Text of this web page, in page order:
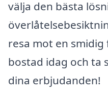
välja den bästa
resa mot en
bostad idag och ta
dina erbjudanden!